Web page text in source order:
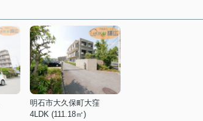
明石市大久保町大窪
4LDK (111.18㎡)